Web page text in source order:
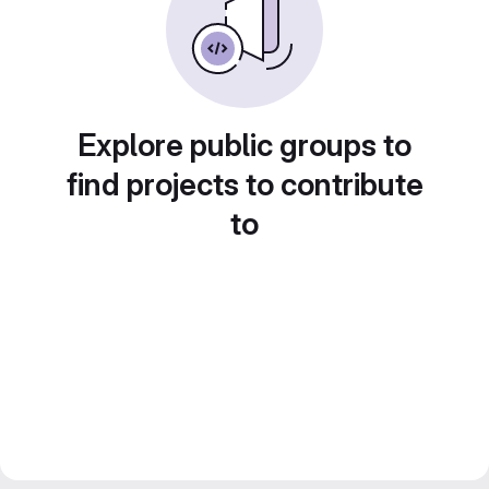
Explore public groups to
find projects to contribute
to